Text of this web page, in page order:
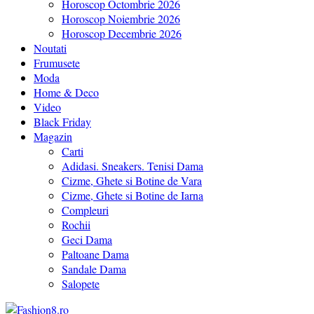
Horoscop Octombrie 2026
Horoscop Noiembrie 2026
Horoscop Decembrie 2026
Noutati
Frumusete
Moda
Home & Deco
Video
Black Friday
Magazin
Carti
Adidasi. Sneakers. Tenisi Dama
Cizme, Ghete si Botine de Vara
Cizme, Ghete si Botine de Iarna
Compleuri
Rochii
Geci Dama
Paltoane Dama
Sandale Dama
Salopete